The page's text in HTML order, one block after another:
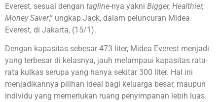
Everest, sesuai dengan tagline-nya yakni Bigger, Healthier,
Money Saver,” ungkap Jack, dalam peluncuran Midea
Everest, di Jakarta, (15/1).
Dengan kapasitas sebesar 473 liter, Midea Everest menjadi
yang terbesar di kelasnya, jauh melampaui kapasitas rata-
rata kulkas serupa yang hanya sekitar 300 liter. Hal ini
menjadikannya pilihan ideal bagi keluarga besar, maupun
individu yang memerlukan ruang penyimpanan lebih luas.